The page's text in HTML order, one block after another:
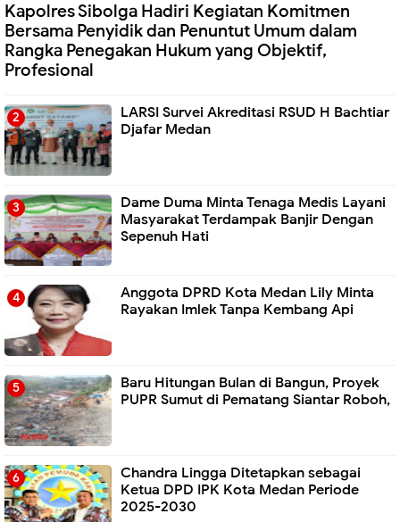
Kapolres Sibolga Hadiri Kegiatan Komitmen
Bersama Penyidik dan Penuntut Umum dalam
Rangka Penegakan Hukum yang Objektif,
Profesional
LARSI Survei Akreditasi RSUD H Bachtiar
Djafar Medan
Dame Duma Minta Tenaga Medis Layani
Masyarakat Terdampak Banjir Dengan
Sepenuh Hati
Anggota DPRD Kota Medan Lily Minta
Rayakan Imlek Tanpa Kembang Api
Baru Hitungan Bulan di Bangun, Proyek
PUPR Sumut di Pematang Siantar Roboh,
Chandra Lingga Ditetapkan sebagai
Ketua DPD IPK Kota Medan Periode
2025-2030